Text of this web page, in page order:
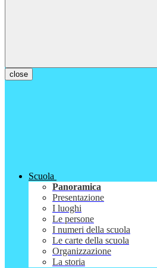
close
Scuola
Panoramica
Presentazione
I luoghi
Le persone
I numeri della scuola
Le carte della scuola
Organizzazione
La storia